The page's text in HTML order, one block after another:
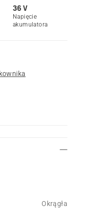
36 V
Napięcie
akumulatora
Okrągła